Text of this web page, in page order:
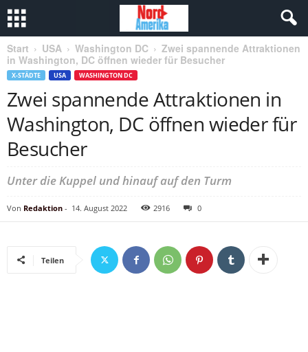
Start USA Washington DC
Zwei spannende Attraktionen
in Washington, DC öffnen wieder für Besucher
X-STÄDTE USA WASHINGTON DC
Zwei spannende Attraktionen in
Washington, DC öffnen wieder für
Besucher
Unter die Kuppel und hinauf auf den Turm
Von Redaktion - 14. August 2022 2916 0
Teilen